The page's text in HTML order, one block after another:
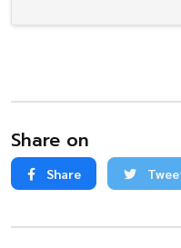
Share on
Share